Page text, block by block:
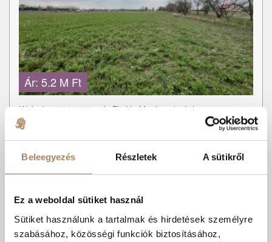
Beleegyezés Részletek A sütikről
Ez a weboldal sütiket használ
Sütiket használunk a tartalmak és hirdetések személyre
szabásához, közösségi funkciók biztosításához,
Ár: 5.2 M Ft
közötti területen, 6000 m2-es szántó eladó! Jellemzők:...